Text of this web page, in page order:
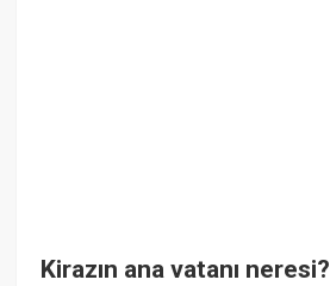
Kirazın ana vatanı neresi?